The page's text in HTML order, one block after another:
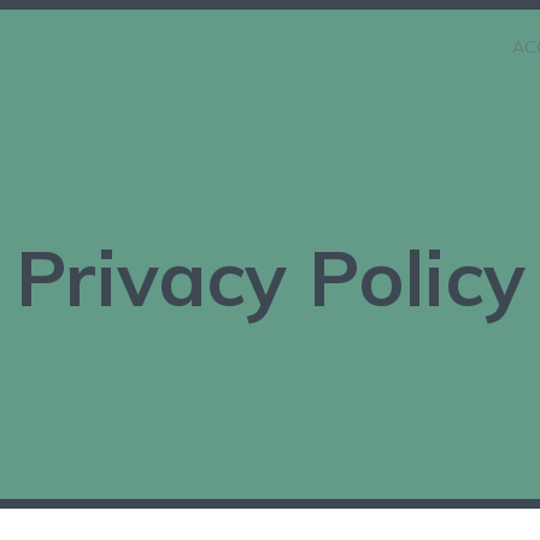
Privacy Policy